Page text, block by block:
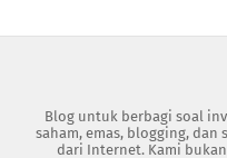
Blog untuk berbagi soal
saham, emas, blogging, dan
dari Internet. Kami